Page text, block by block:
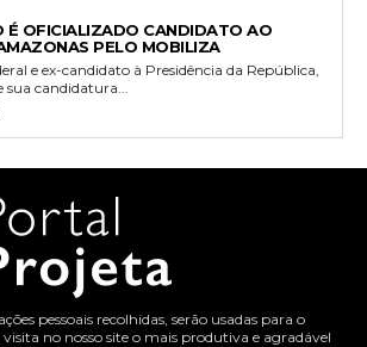
É OFICIALIZADO CANDIDATO AO
PELO MOBILIZA
e ex-candidato à Presidência da República,
candidatura...
pessoais recolhidas, serão usadas para o
no nosso site o mais produtiva e agradável